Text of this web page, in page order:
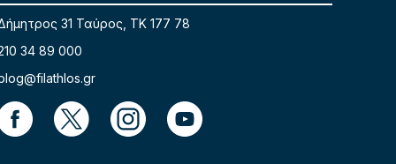
31 Ταύρος, TK 177 78
34 89 000